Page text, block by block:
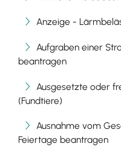
Anzeige -
Aufgraben einer
beantragen
Ausgesetzte oder
(Fundtiere)
Ausnahme vom
Feiertage beantragen